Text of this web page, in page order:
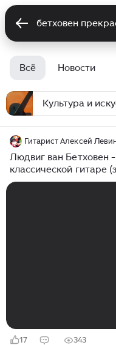
Всё Новости
Культура и
Гитарист Алексей
Людвиг ван Бетховен
классической гитаре
луначарка)
17 343